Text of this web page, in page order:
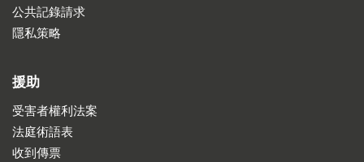
公共記錄請求
隱私策略
援助
受害者權利法案
法庭術語表
收到傳票